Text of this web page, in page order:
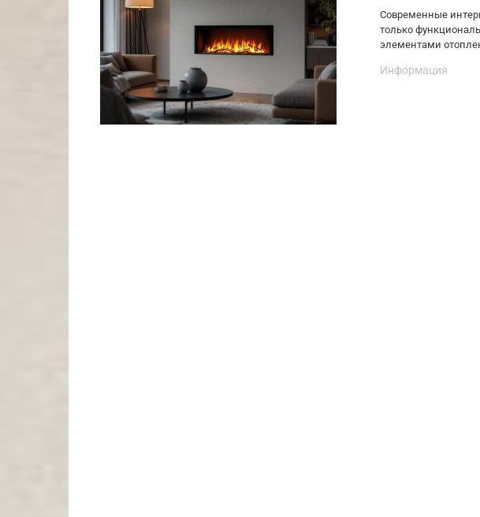
Современные
только
элементами
Информация